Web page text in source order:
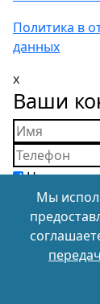
Политика в
данных
x
Ваши
Нажимая
согласие
отношении
Мы